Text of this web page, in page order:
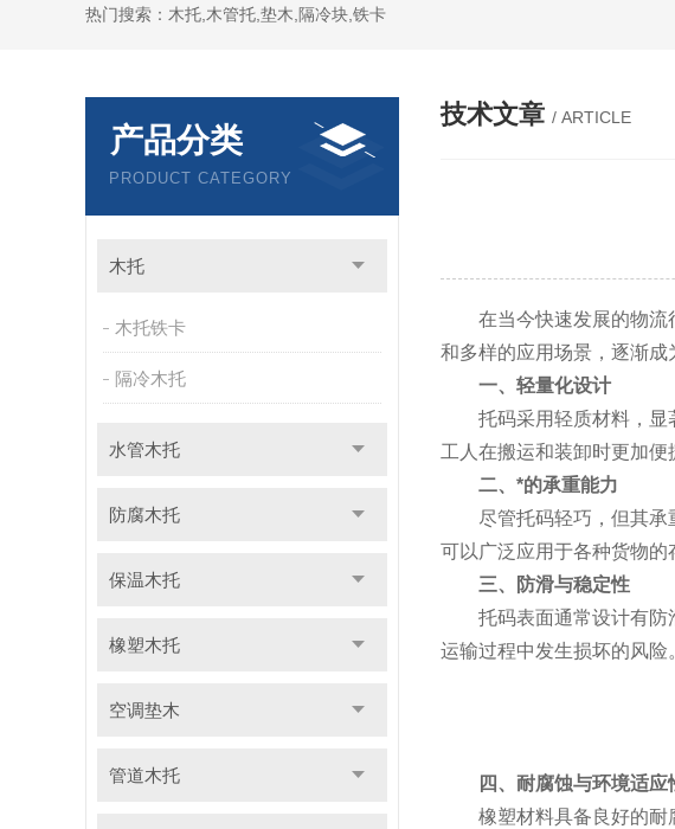
热门搜索：木托,木管托,垫木,隔冷块,铁卡
产品分类
PRODUCT CATEGORY
木托
木托铁卡
隔冷木托
水管木托
防腐木托
保温木托
橡塑木托
空调垫木
管道木托
技术文章 / ARTICLE
在当今快速发展的物流行
和多样的应用场景，逐渐
一、轻量化设计
托码采用轻质材料，显著
工人在搬运和装卸时更加便
二、*的承重能力
尽管托码轻巧，但其承重
可以广泛应用于各种货物的
三、防滑与稳定性
托码表面通常设计有防滑
运输过程中发生损坏的风险
四、耐腐蚀与环境适应
橡塑材料具备良好的耐腐